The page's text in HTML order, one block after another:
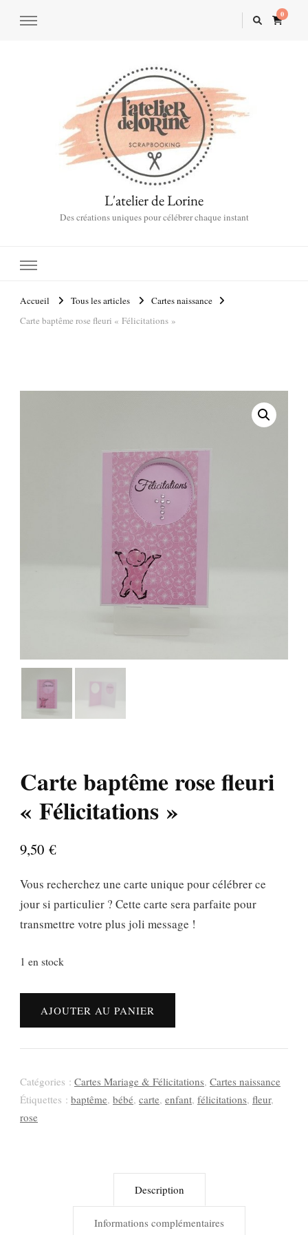
0
L'atelier de Lorine
Des créations uniques pour célébrer chaque instant
Accueil Tous les articles
Cartes naissance
Carte baptême rose fleuri « Félicitations »
Carte baptême rose fleuri
« Félicitations »
9,50 €
Vous recherchez une carte unique pour célébrer ce
jour si particulier ? Cette carte sera parfaite pour
transmettre votre plus joli message !
1 en stock
quantité
rose
fleuri
"Félicitations"
AJOUTER AU PANIER
Catégories : Cartes Mariage & Félicitations, Cartes naissance
Étiquettes : baptême, bébé, carte, enfant, félicitations, fleur,
rose
Description
Informations complémentaires